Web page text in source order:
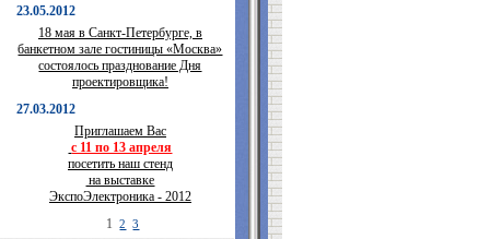
23.05.2012
18 мая в Санкт-Петербурге, в
банкетном зале гостиницы «Москва»
состоялось празднование Дня
проектировщика!
27.03.2012
Приглашаем Вас
с 11 по 13 апреля
посетить наш стенд
на выставке
ЭкспоЭлектроника - 2012
1
2 3